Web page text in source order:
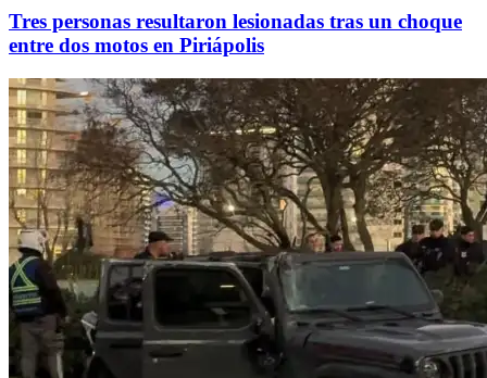
Tres personas resultaron lesionadas tras un choque
entre dos motos en Piriápolis